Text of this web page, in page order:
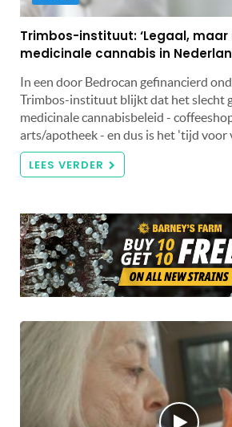
Trimbos-instituut: ‘Legaal,
medicinale cannabis in
In een door Bedrocan gefinancierd
Trimbos-instituut blijkt dat het slecht
medicinale cannabisbeleid -
arts/apotheek - en dus is het 'tijd voor
LEES VERDER